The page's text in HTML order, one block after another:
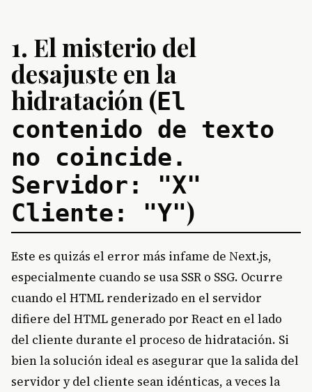
1. El misterio del
desajuste en la
hidratación (El
contenido de texto
no coincide.
Servidor: "X"
Cliente: "Y")
Este es quizás el error más infame de Next.js,
especialmente cuando se usa SSR o SSG. Ocurre
cuando el HTML renderizado en el servidor
difiere del HTML generado por React en el lado
del cliente durante el proceso de hidratación. Si
bien la solución ideal es asegurar que la salida del
servidor y del cliente sean idénticas, a veces la